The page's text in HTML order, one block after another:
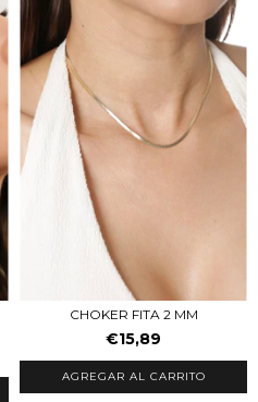
CHOKER FITA 2 MM
€15,89
AGREGAR AL CARRITO